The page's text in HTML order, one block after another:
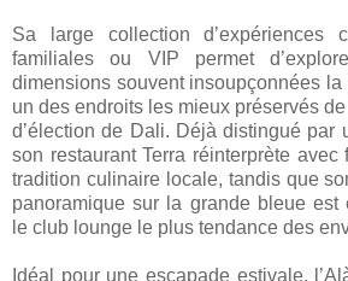
Sa large collection d’expériences
familiales ou VIP permet
dimensions souvent insoupçonnées la
un des endroits les mieux préservés
d’élection de Dali. Déjà distingué par
son restaurant Terra réinterprète
tradition culinaire locale, tandis que
panoramique sur la grande bleue
le club lounge le plus tendance des
Idéal pour une escapade estivale,